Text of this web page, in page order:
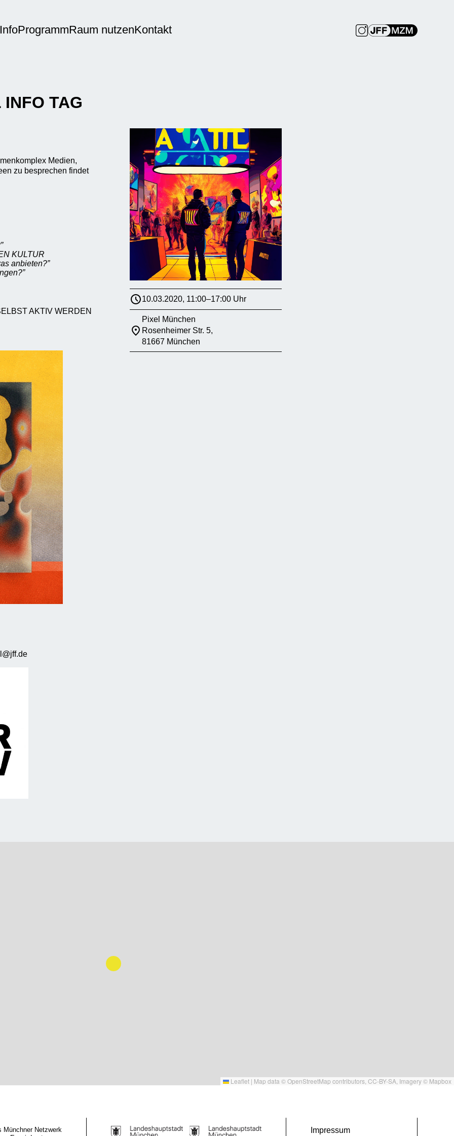
InfoProgrammRaum nutzenKontakt
TAG
Medien,
zu besprechen findet
KULTUR
anbieten?”
AKTIV WERDEN
10.03.2020, 11:00–17:00 Uhr
Pixel München
Rosenheimer Str. 5,
81667 München
Leaflet | Map data ©OpenStreetMap contributors, CC-BY-SA , Imagery © Mapbox
Netzwerk
Impressum